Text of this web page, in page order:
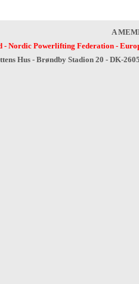
A
- Nordic Powerlifting Federation-
Hus - Brøndby Stadion 20 - DK-